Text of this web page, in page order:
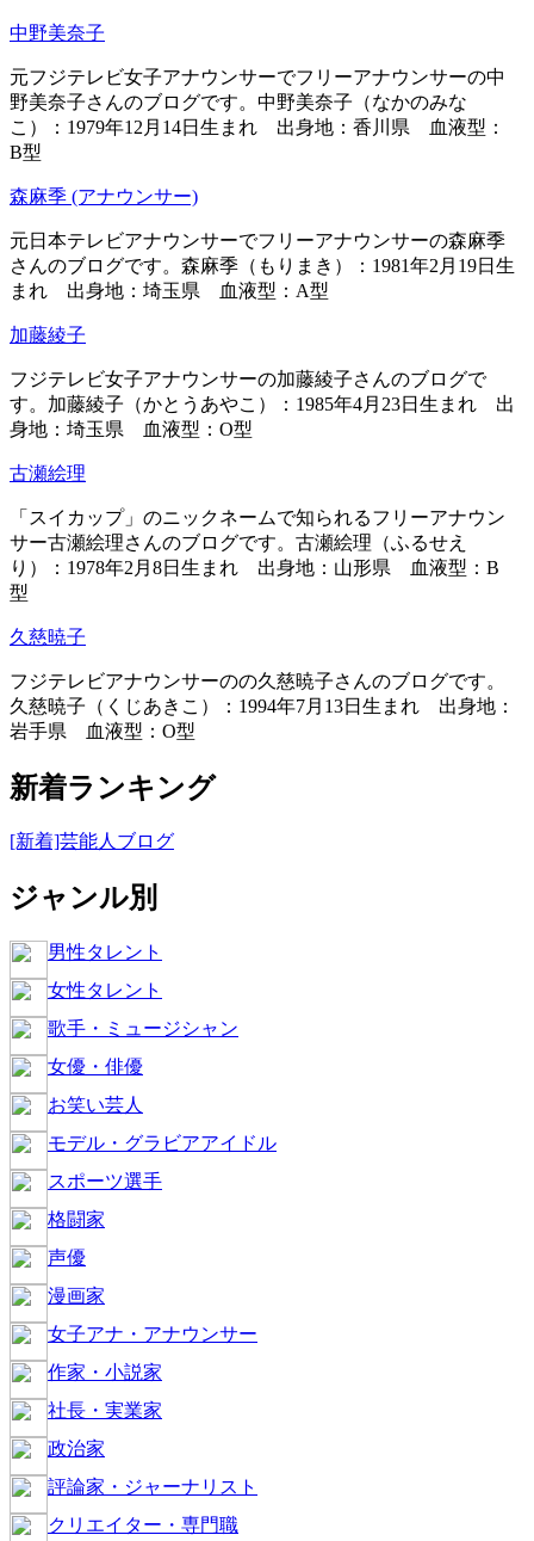
中野美奈子
元フジテレビ女子アナウンサーでフリーアナウンサーの中
野美奈子さんのブログです。中野美奈子（なかのみな
こ）：1979年12月14日生まれ 出身地：香川県 血液型：
B型
森麻季 (アナウンサー)
元日本テレビアナウンサーでフリーアナウンサーの森麻季
さんのブログです。森麻季（もりまき）：1981年2月19日生
まれ 出身地：埼玉県 血液型：A型
加藤綾子
フジテレビ女子アナウンサーの加藤綾子さんのブログで
す。加藤綾子（かとうあやこ）：1985年4月23日生まれ 出
身地：埼玉県 血液型：O型
古瀬絵理
「スイカップ」のニックネームで知られるフリーアナウン
サー古瀬絵理さんのブログです。古瀬絵理（ふるせえ
り）：1978年2月8日生まれ 出身地：山形県 血液型：B
型
久慈暁子
フジテレビアナウンサーのの久慈暁子さんのブログです。
久慈暁子（くじあきこ）：1994年7月13日生まれ 出身地：
岩手県 血液型：O型
新着ランキング
[新着]芸能人ブログ
ジャンル別
男性タレント
女性タレント
歌手・ミュージシャン
女優・俳優
お笑い芸人
モデル・グラビアアイドル
スポーツ選手
格闘家
声優
漫画家
女子アナ・アナウンサー
作家・小説家
社長・実業家
政治家
評論家・ジャーナリスト
クリエイター・専門職